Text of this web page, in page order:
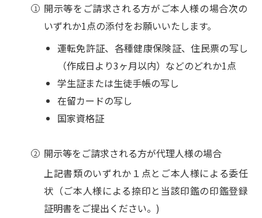
開示等をご請求される方がご本人様の場合次の
いずれか1点の添付をお願いいたします。
運転免許証、各種健康保険証、住民票の写し
（作成日より3ヶ月以内）などのどれか1点
学生証または生徒手帳の写し
在留カードの写し
国家資格証
開示等をご請求される方が代理人様の場合
上記書類のいずれか１点とご本人様による委任
状（ご本人様による捺印と当該印鑑の印鑑登録
証明書をご提出ください。)